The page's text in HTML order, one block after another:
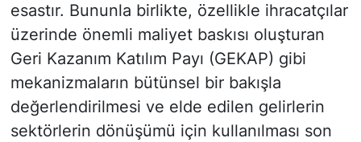
esastır. Bununla birlikte, özellikle ihracatçılar
üzerinde önemli maliyet baskısı oluşturan
Geri Kazanım Katılım Payı (GEKAP) gibi
mekanizmaların bütünsel bir bakışla
değerlendirilmesi ve elde edilen gelirlerin
sektörlerin dönüşümü için kullanılması son